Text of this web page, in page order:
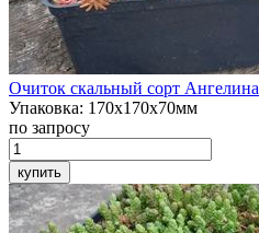
Очиток скальный сорт Ангелина
Упаковка: 170х170х70мм
по запросу
купить